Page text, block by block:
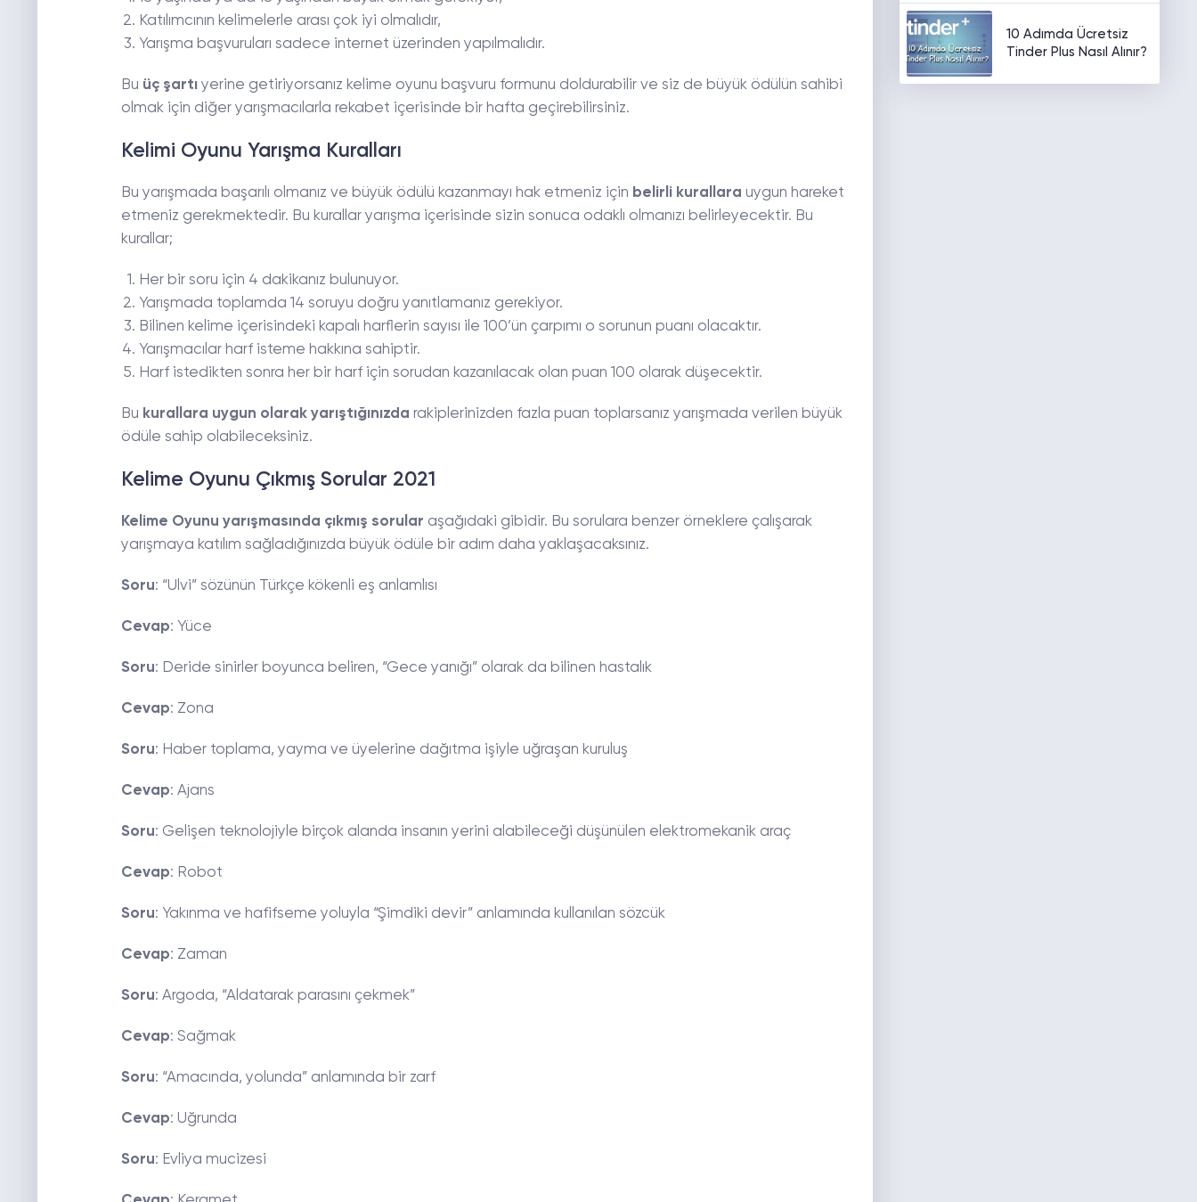
Katılımcının kelimelerle arası çok iyi olmalıdır,
Yarışma başvuruları sadece internet üzerinden yapılmalıdır.
Bu üç şartıyerine getiriyorsanız kelime oyunu başvuru formunu doldurabilir ve siz de büyük ödülün sahibi
olmak için diğer yarışmacılarla rekabet içerisinde bir hafta geçirebilirsiniz.
Kelimi Oyunu Yarışma Kuralları
Bu yarışmada başarılı olmanız ve büyük ödülü kazanmayı hak etmeniz için belirli kurallara uygun hareket
etmeniz gerekmektedir. Bu kurallar yarışma içerisinde sizin sonuca odaklı olmanızı belirleyecektir. Bu
kurallar;
Her bir soru için 4 dakikanız bulunuyor.
Yarışmada toplamda 14 soruyu doğru yanıtlamanız gerekiyor.
Bilinen kelime içerisindeki kapalı harflerin sayısı ile 100’ün çarpımı o sorunun puanı olacaktır.
Yarışmacılar harf isteme hakkına sahiptir.
Harf istedikten sonra her bir harf için sorudan kazanılacak olan puan 100 olarak düşecektir.
Bu kurallara uygun olarak yarıştığınızda rakiplerinizden fazla puan toplarsanız yarışmada verilen büyük
ödüle sahip olabileceksiniz.
Kelime Oyunu Çıkmış Sorular 2021
Kelime Oyunu yarışmasında çıkmış sorular aşağıdaki gibidir. Bu sorulara benzer örneklere çalışarak
yarışmaya katılım sağladığınızda büyük ödüle bir adım daha yaklaşacaksınız.
Soru: “Ulvi” sözünün Türkçe kökenli eş anlamlısı
Cevap: Yüce
Soru: Deride sinirler boyunca beliren, “Gece yanığı” olarak da bilinen hastalık
Cevap: Zona
Soru: Haber toplama, yayma ve üyelerine dağıtma işiyle uğraşan kuruluş
Cevap: Ajans
Soru: Gelişen teknolojiyle birçok alanda insanın yerini alabileceği düşünülen elektromekanik araç
Cevap: Robot
Soru: Yakınma ve hafifseme yoluyla “Şimdiki devir” anlamında kullanılan sözcük
Cevap: Zaman
Soru: Argoda, “Aldatarak parasını çekmek”
Cevap: Sağmak
Soru: “Amacında, yolunda” anlamında bir zarf
Cevap: Uğrunda
Soru: Evliya mucizesi
10 Adımda Ücretsiz
Tinder Plus Nasıl Alınır?